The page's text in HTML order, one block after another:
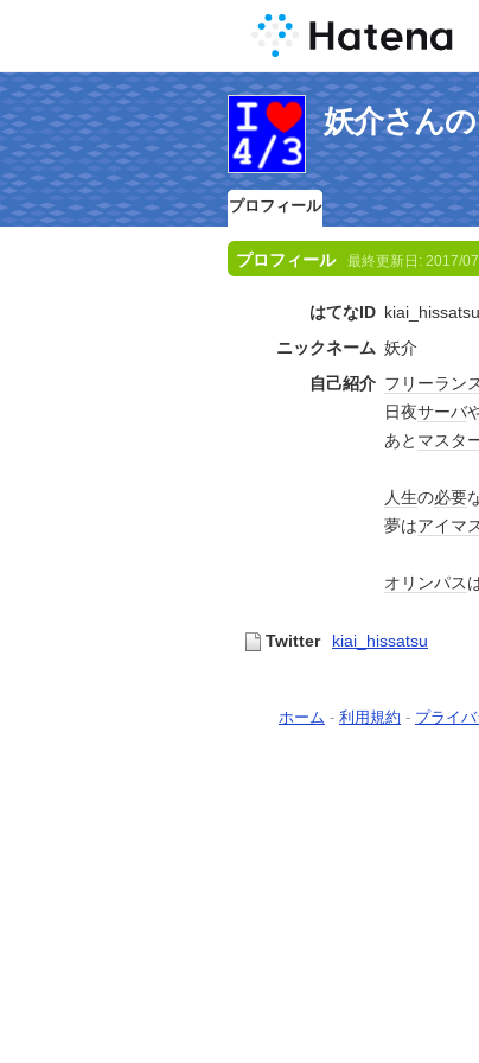
妖介さん
プロフィール
プロフィール 最終更新日: 2017/
はてなID kiai_hissatsu
ニックネーム 妖介
自己紹介 フリーラン
日夜サーバ
あと マスタ
人生の必要
夢はアイマ
オリンパス
Twitter kiai_hissatsu
ホーム - 利用規約 - プライ